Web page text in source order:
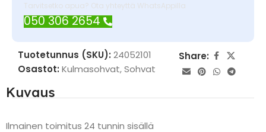
Tarvitsetko apua? Ota yhteyttä WhatsAppilla
050 306 2654
Tuotetunnus (SKU): 24052101
Osastot: Kulmasohvat,Sohvat
Share:
Kuvaus
Ilmainen toimitus 24 tunnin sisällä